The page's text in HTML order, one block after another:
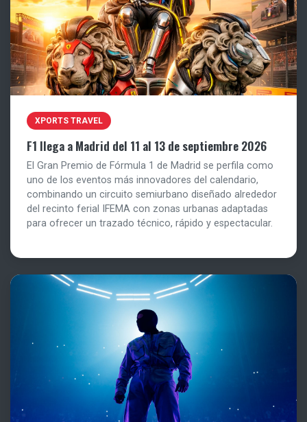
XPORTS TRAVEL
F1 llega a Madrid del 11 al 13 de septiembre 2026
El Gran Premio de Fórmula 1 de Madrid se perfila como
uno de los eventos más innovadores del calendario,
combinando un circuito semiurbano diseñado alrededor
del recinto ferial IFEMA con zonas urbanas adaptadas
para ofrecer un trazado técnico, rápido y espectacular.